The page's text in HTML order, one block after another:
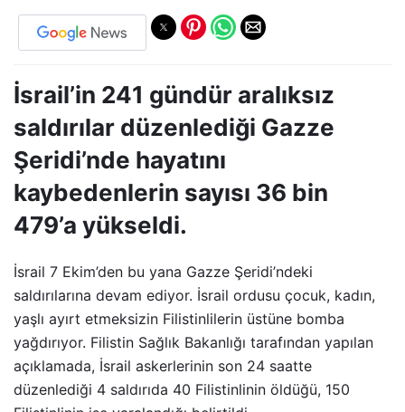
İsrail’in 241 gündür aralıksız
saldırılar düzenlediği Gazze
Şeridi’nde hayatını
kaybedenlerin sayısı 36 bin
479’a yükseldi.
İsrail 7 Ekim’den bu yana Gazze Şeridi’ndeki
saldırılarına devam ediyor. İsrail ordusu çocuk, kadın,
yaşlı ayırt etmeksizin Filistinlilerin üstüne bomba
yağdırıyor. Filistin Sağlık Bakanlığı tarafından yapılan
açıklamada, İsrail askerlerinin son 24 saatte
düzenlediği 4 saldırıda 40 Filistinlinin öldüğü, 150